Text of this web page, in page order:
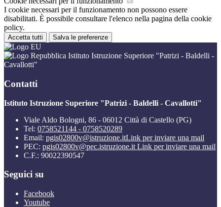
I cookie necessari per il funzionamento non possono essere
disabilitati. È possibile consultare l'elenco nella pagina della cookie
policy.
Accetta tutti Salva le preferenze
Istituto Istruzione Superiore "Patrizi - Baldelli -
Cavallotti"
Contatti
Istituto Istruzione Superiore "Patrizi - Baldelli - Cavallotti"
Viale Aldo Bologni, 86 - 06012 Città di Castello (PG)
Tel: 0758521144 - 0758520289
Email: pgis02800v@istruzione.itLink per inviare una mail
PEC: pgis02800v@pec.istruzione.it Link per inviare una mail
C.F.: 90022390547
Seguici su
Facebook
Youtube